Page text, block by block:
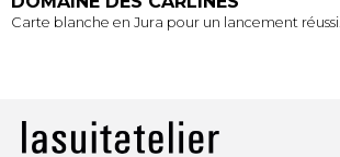
Carte blanche en Jura pour un lancement réussi.